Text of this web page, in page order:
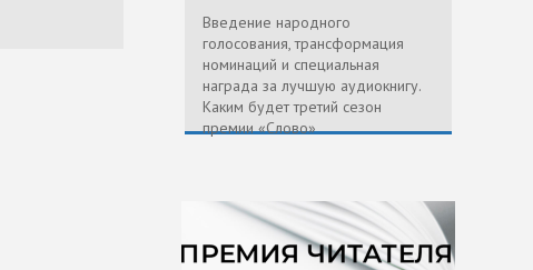
Введение народного
голосования, трансформация
номинаций и специальная
награда за лучшую аудиокнигу.
Каким будет третий сезон
премии «Слово»